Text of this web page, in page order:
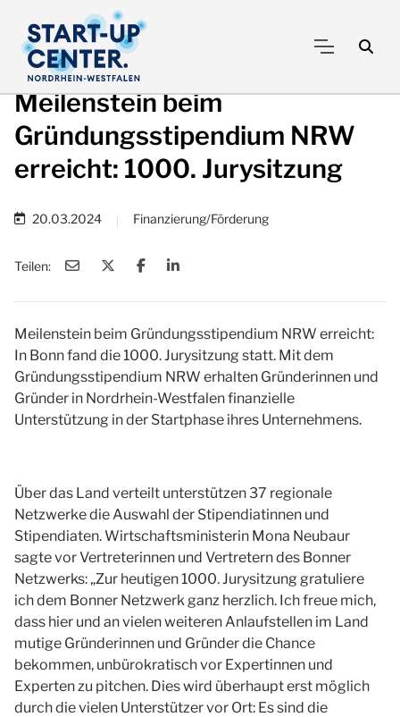
Meilenstein beim
Gründungsstipendium NRW
erreicht: 1000. Jurysitzung
20.03.2024 Finanzierung/Förderung
Teilen:
Meilenstein beim Gründungsstipendium NRW erreicht:
In Bonn fand die 1000. Jurysitzung statt. Mit dem
Gründungsstipendium NRW erhalten Gründerinnen und
Gründer in Nordrhein-Westfalen finanzielle
Unterstützung in der Startphase ihres Unternehmens.
Über das Land verteilt unterstützen 37 regionale
Netzwerke die Auswahl der Stipendiatinnen und
Stipendiaten. Wirtschaftsministerin Mona Neubaur
sagte vor Vertreterinnen und Vertretern des Bonner
Netzwerks: „Zur heutigen 1000. Jurysitzung gratuliere
ich dem Bonner Netzwerk ganz herzlich. Ich freue mich,
dass hier und an vielen weiteren Anlaufstellen im Land
mutige Gründerinnen und Gründer die Chance
bekommen, unbürokratisch vor Expertinnen und
Experten zu pitchen. Dies wird überhaupt erst möglich
durch die vielen Unterstützer vor Ort: Es sind die